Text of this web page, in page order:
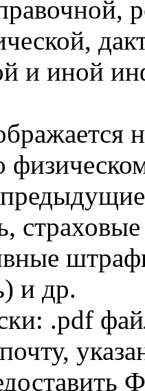
и иной
и др.
.pdf